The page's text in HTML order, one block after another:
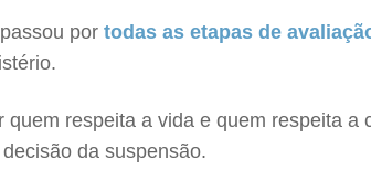
por todas as etapas de
respeita a vida e quem respeita
da suspensão.